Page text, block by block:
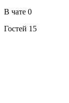
В чате 0
Гостей 15